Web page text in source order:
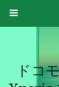
ドコ